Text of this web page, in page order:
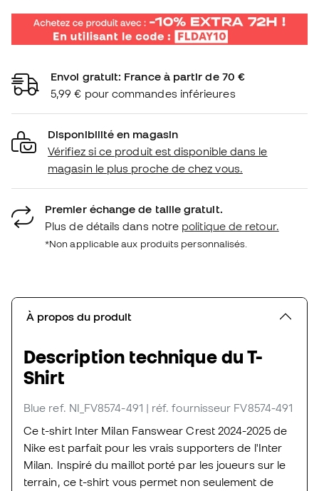
Envoi gratuit: France à partir de 70 €
5,99 € pour commandes inférieures
Disponibilité en magasin
Vérifiez si ce produit est disponible dans le
magasin le plus proche de chez vous.
Premier échange de taille gratuit.
Plus de détails dans notre politique de retour.
*Non applicable aux produits personnalisés.
À propos du produit
Description technique du T-
Shirt
Blue ref. NI_FV8574-491 | réf. fournisseur FV8574-491
Ce t-shirt Inter Milan Fanswear Crest 2024-2025 de
Nike est parfait pour les vrais supporters de l'Inter
Milan. Inspiré du maillot porté par les joueurs sur le
terrain, ce t-shirt vous permet non seulement de